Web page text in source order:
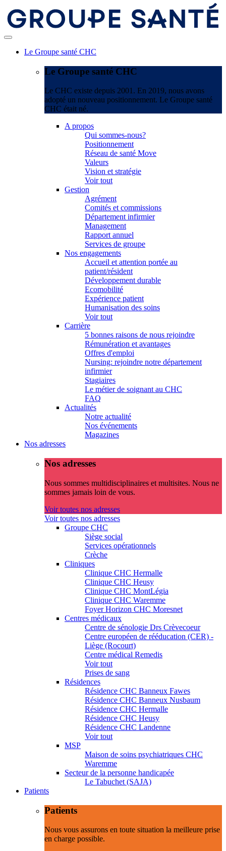
Le Groupe santé CHC
Le Groupe santé CHC
Le CHC existe depuis 2001. En 2019, nous avons
adopté un nouveau positionnement. Le Groupe santé
CHC était né.
A propos
Qui sommes-nous?
Positionnement
Réseau de santé Move
Valeurs
Vision et stratégie
Voir tout
Gestion
Agrément
Comités et commissions
Département infirmier
Management
Rapport annuel
Services de groupe
Nos engagements
Accueil et attention portée au
patient/résident
Développement durable
Ecomobilité
Expérience patient
Humanisation des soins
Voir tout
Carrière
5 bonnes raisons de nous rejoindre
Rémunération et avantages
Offres d'emploi
Nursing: rejoindre notre département
infirmier
Stagiaires
Le métier de soignant au CHC
FAQ
Actualités
Notre actualité
Nos événements
Magazines
Nos adresses
Nos adresses
Nous sommes multidisciplinaires et multisites. Nous ne
sommes jamais loin de vous.
Voir toutes nos adresses
Voir toutes nos adresses
Groupe CHC
Siège social
Services opérationnels
Crèche
Cliniques
Clinique CHC Hermalle
Clinique CHC Heusy
Clinique CHC MontLégia
Clinique CHC Waremme
Foyer Horizon CHC Moresnet
Centres médicaux
Centre de sénologie Drs Crèvecoeur
Centre européen de rééducation (CER) -
Liège (Rocourt)
Centre médical Remedis
Voir tout
Prises de sang
Résidences
Résidence CHC Banneux Fawes
Résidence CHC Banneux Nusbaum
Résidence CHC Hermalle
Résidence CHC Heusy
Résidence CHC Landenne
Voir tout
MSP
Maison de soins psychiatriques CHC
Waremme
Secteur de la personne handicapée
Le Tabuchet (SAJA)
Patients
Patients
Nous vous assurons en toute situation la meilleure prise
en charge possible.